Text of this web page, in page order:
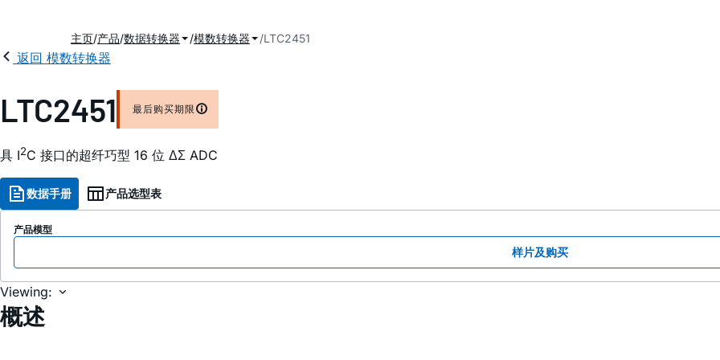
主页 产品 数据转换器 模数转换器 LTC2451
返回 模数转换器
LTC2451 最后购买期限
具 I2C 接口的超纤巧型 16 位 ΔΣ ADC
数据手册 产品选型表
产品模型
样片及购买
Viewing:
概述